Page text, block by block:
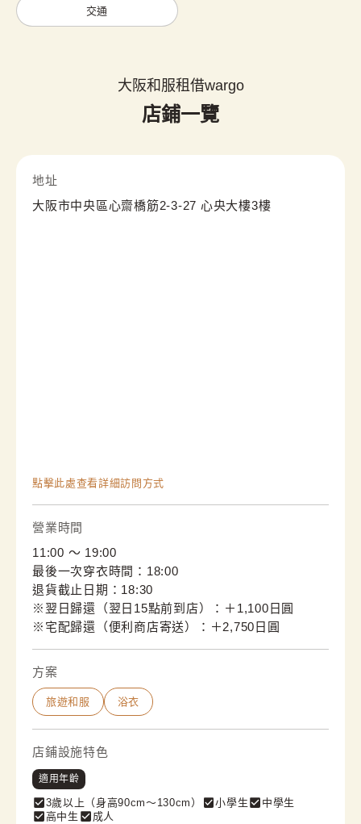
交通
大阪和服租借wargo
店鋪一覽
地址
大阪市中央區心齋橋筋2-3-27 心央大樓3樓
點擊此處查看詳細訪問方式
營業時間
11:00 〜 19:00
最後一次穿衣時間：18:00
退貨截止日期：18:30
※翌日歸還（翌日15點前到店）：＋1,100日圓
※宅配歸還（便利商店寄送）：＋2,750日圓
方案
旅遊和服 浴衣
店鋪設施特色
適用年齡
3歲以上（身高90cm〜130cm） 小學生
中學生
高中生
成人